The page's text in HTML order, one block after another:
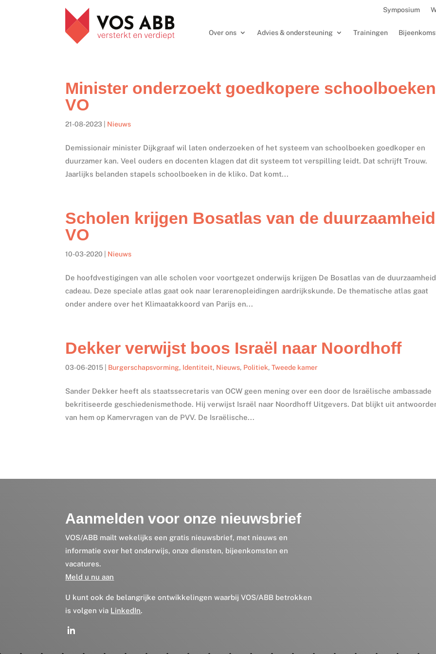
Symposium
Over ons Advies & ondersteuning Trainingen
Minister onderzoekt goedkopere
VO
21-08-2023 Nieuws
Demissionair minister Dijkgraaf wil laten onderzoeken of het systeem van schoolboeken goedkoper en
duurzamer kan. Veel ouders en docenten klagen dat dit systeem tot verspilling leidt. Dat schrijft Trouw.
Jaarlijks belanden stapels schoolboeken in de kliko. Dat komt...
Scholen krijgen Bosatlas van de
VO
10-03-2020 Nieuws
De hoofdvestigingen van alle scholen voor voortgezet onderwijs krijgen De Bosatlas van de duurzaamheid
cadeau. Deze speciale atlas gaat ook naar lerarenopleidingen aardrijkskunde. De thematische atlas gaat
onder andere over het Klimaatakkoord van Parijs en...
Dekker verwijst boos Israël naar Noordhoff
03-06-2015 Burgerschapsvorming, Identiteit, Nieuws, Politiek,Tweede kamer
Sander Dekker heeft als staatssecretaris van OCW geen mening over een door de Israëlische ambassade
bekritiseerde geschiedenismethode. Hij verwijst Israël naar Noordhoff Uitgevers. Dat blijkt uit
van hem op Kamervragen van de PVV. De Israëlische...
Aanmelden voor onze nieuwsbrief
VOS/ABB mailt wekelijks een gratis nieuwsbrief, met nieuws en
informatie over het onderwijs, onze diensten, bijeenkomsten en
vacatures.
Meld u nu aan
U kunt ook de belangrijke ontwikkelingen waarbij VOS/ABB betrokken
is volgen via LinkedIn.